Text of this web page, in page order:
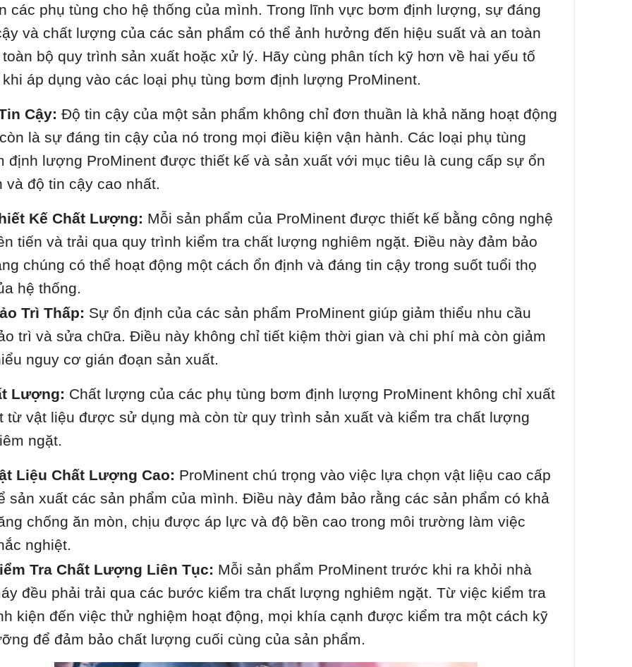
các phụ tùng cho hệ thống của mình. Trong lĩnh vực bơm định lượng, sự đáng
và chất lượng của các sản phẩm có thể ảnh hưởng đến hiệu suất và an toàn
bộ quy trình sản xuất hoặc xử lý. Hãy cùng phân tích kỹ hơn về hai yếu tố
áp dụng vào các loại phụ tùng bơm định lượng ProMinent.
Cậy: Độ tin cậy của một sản phẩm không chỉ đơn thuần là khả năng hoạt động
là sự đáng tin cậy của nó trong mọi điều kiện vận hành. Các loại phụ tùng
định lượng ProMinent được thiết kế và sản xuất với mục tiêu là cung cấp sự ổn
và độ tin cậy cao nhất.
Kế Chất Lượng: Mỗi sản phẩm của ProMinent được thiết kế bằng công nghệ
tiến và trải qua quy trình kiểm tra chất lượng nghiêm ngặt. Điều này đảm bảo
chúng có thể hoạt động một cách ổn định và đáng tin cậy trong suốt tuổi thọ
hệ thống.
Trì Thấp: Sự ổn định của các sản phẩm ProMinent giúp giảm thiểu nhu cầu
trì và sửa chữa. Điều này không chỉ tiết kiệm thời gian và chi phí mà còn giảm
nguy cơ gián đoạn sản xuất.
Lượng: Chất lượng của các phụ tùng bơm định lượng ProMinent không chỉ xuất
từ vật liệu được sử dụng mà còn từ quy trình sản xuất và kiểm tra chất lượng
ngặt.
Liệu Chất Lượng Cao: ProMinent chú trọng vào việc lựa chọn vật liệu cao cấp
sản xuất các sản phẩm của mình. Điều này đảm bảo rằng các sản phẩm có khả
chống ăn mòn, chịu được áp lực và độ bền cao trong môi trường làm việc
nghiệt.
Tra Chất Lượng Liên Tục: Mỗi sản phẩm ProMinent trước khi ra khỏi nhà
đều phải trải qua các bước kiểm tra chất lượng nghiêm ngặt. Từ việc kiểm tra
kiện đến việc thử nghiệm hoạt động, mọi khía cạnh được kiểm tra một cách kỹ
để đảm bảo chất lượng cuối cùng của sản phẩm.